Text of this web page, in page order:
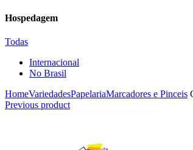
Hospedagem
Todas
Internacional
No Brasil
HomeVariedadesPapelariaMarcadores e Pinceis
Previous product